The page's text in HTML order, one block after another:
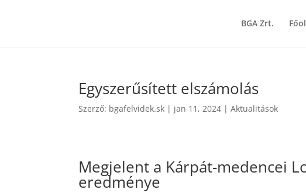
BGA Zrt.
Egyszerűsített elszámolás
Szerző: bgafelvidek.sk | jan 11, 2024 |Aktualitások
Megjelent a Kárpát-medencei
eredménye